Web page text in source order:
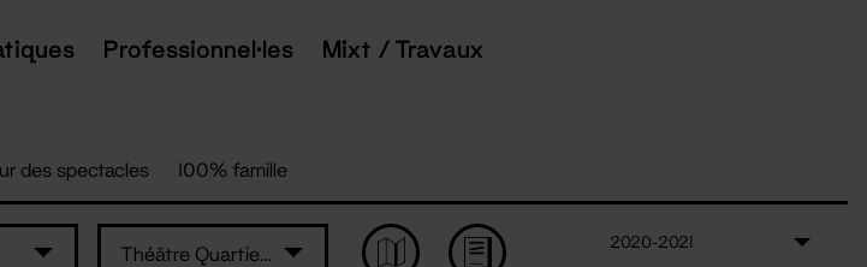
Professionnel·les Mixt / Travaux
des spectacles 100% famille
Théâtre Quartier Libre
2020-2021